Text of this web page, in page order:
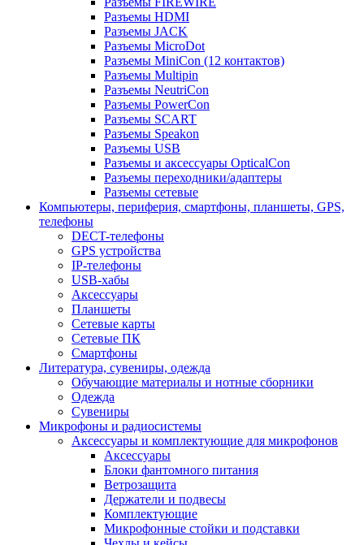
Разъемы HDMI
Разъемы JACK
Разъемы MicroDot
Разъемы MiniCon (12 контактов)
Разъемы Multipin
Разъемы NeutriCon
Разъемы PowerCon
Разъемы SCART
Разъемы Speakon
Разъемы USB
Разъемы и аксессуары OpticalCon
Разъемы переходники/адаптеры
Разъемы сетевые
Компьютеры, периферия, смартфоны, планшеты, GPS,
телефоны
DECT-телефоны
GPS устройства
IP-телефоны
USB-хабы
Аксессуары
Планшеты
Сетевые карты
Сетевые ПК
Смартфоны
Литература, сувениры, одежда
Обучающие материалы и нотные сборники
Одежда
Сувениры
Микрофоны и радиосистемы
Аксессуары и комплектующие для микрофонов
Аксессуары
Блоки фантомного питания
Ветрозащита
Держатели и подвесы
Комплектующие
Микрофонные стойки и подставки